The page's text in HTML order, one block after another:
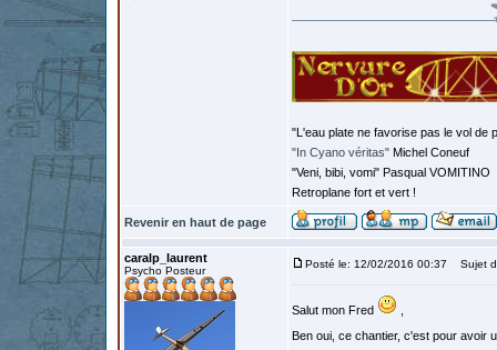
"L'eau plate ne favorise pas le vol de
"In Cyano véritas" Michel Coneuf
"Veni, bibi, vomi" Pasqual VOMITINO
Retroplane fort et vert !
Revenir en haut de page
caralp_laurent
Psycho Posteur
Posté le: 12/02/2016 00:37 Sujet
Salut mon Fred
Ben oui, ce chantier, c'est pour avoir